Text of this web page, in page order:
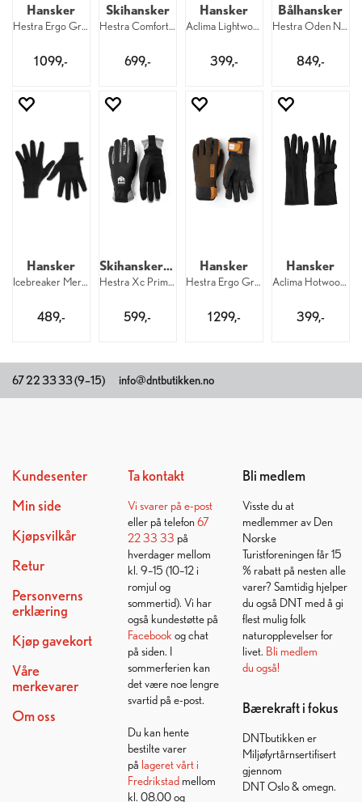
Hansker
Hestra Ergo Grip Active 861/700
1 099,-
Skihansker
Hestra Comfort Tracker 5F 280/030
699,-
Hansker
Aclima Lightwool 140 Liner Gloves 123
399,-
Bålhansker
Hestra Oden Nubuck 5F 710
849,-
Hansker
Icebreaker Merino Sierra Gloves 001
489,-
Skihansker til dame
Hestra Xc Primaloft 5F W 100
599,-
Hansker
Hestra Ergo Grip Active Wool 861/100
1 299,-
Hansker
Aclima Hotwool Liner Gloves
399,-
67 22 33 33 (9–15) info@dntbutikken.no
Kundesenter
Min side
Kjøpsvilkår
Retur
Personverns
erklæring
Kjøp gavekort
Våre
merkevarer
Om oss
Ta kontakt
Vi svarer på e-post
eller på telefon 67
22 33 33 på
hverdager mellom
kl. 9–15 (10–12 i
romjul og
sommertid). Vi har
også kundestøtte på
Facebook og chat
på siden. I
sommerferien kan
det være noe lengre
svartid på e-post.
Du kan hente
bestilte varer
på lageret vårt i
Fredrikstadmellom
kl. 08.00 og
Bli medlem
Visste du at
medlemmer av Den
Norske
Turistforeningen får 15
% rabatt på nesten alle
varer? Samtidig hjelper
du også DNT med å gi
flest mulig folk
naturopplevelser for
livet. Bli medlem
du også!
Bærekraft i fokus
DNTbutikken er
Miljøfyrtårnsertifisert
gjennom
DNT Oslo & omegn.